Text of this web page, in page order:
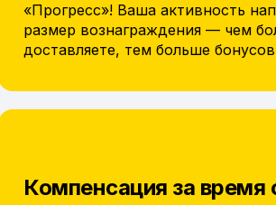
«Прогресс»! Ваша активность
размер вознаграждения — чем
доставляете, тем больше
Компенсация за